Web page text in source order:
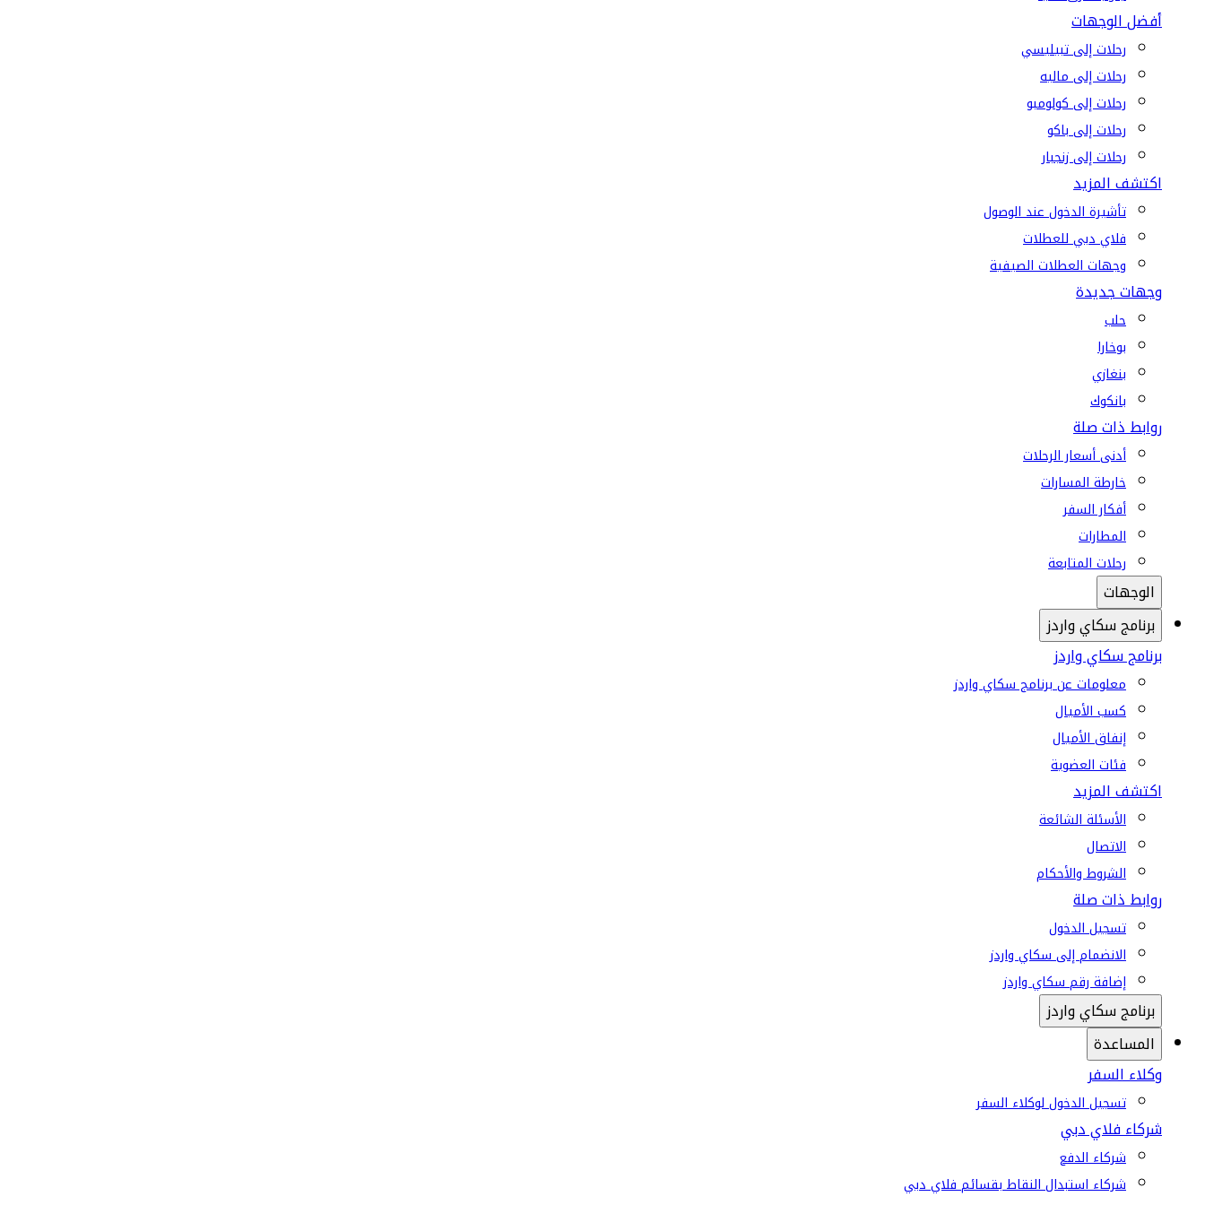
أفضل الوجهات
رحلات إلى تبيليسي
رحلات إلى ماليه
رحلات إلى كولومبو
رحلات إلى باكو
رحلات إلى زنجبار
اكتشف المزيد
تأشيرة الدخول عند الوصول
فلاي دبي للعطلات
وجهات العطلات الصيفية
وجهات جديدة
حلب
بوخارا
بنغازي
بانكوك
روابط ذات صلة
أدنى أسعار الرحلات
خارطة المسارات
أفكار السفر
المطارات
رحلات المتابعة
الوجهات
برنامج سكاي واردز
برنامج سكاي واردز
معلومات عن برنامج سكاي واردز
كسب الأميال
إنفاق الأميال
فئات العضوية
اكتشف المزيد
الأسئلة الشائعة
الاتصال
الشروط والأحكام
روابط ذات صلة
تسجيل الدخول
الانضمام إلى سكاي واردز
إضافة رقم سكاي واردز
برنامج سكاي واردز
المساعدة
وكلاء السفر
تسجيل الدخول لوكلاء السفر
شركاء فلاي دبي
شركاء الدفع
شركاء استبدال النقاط بقسائم فلاي دبي